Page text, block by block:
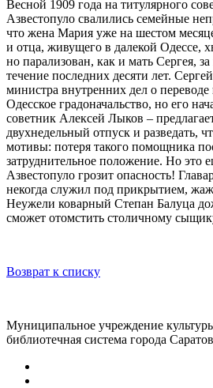
Весной 1909 года на титулярного
Азвестопуло свалились семейные
что жена Мария уже на шестом
и отца, живущего в далекой Одессе,
но парализован, как и мать Сергея,
течение последних десяти лет.
министра внутренних дел о переводе
Одесское градоначальство, но его
советник Алексей Лыков –
двухнедельный отпуск и разведать,
мотивы: потеря такого помощника
затруднительное положение. Но это
Азвестопуло грозит опасность!
некогда служил под прикрытием,
Неужели коварный Степан Балуца
сможет отомстить столичному
Возврат к списку
Муниципальное учреждение
библиотечная система города